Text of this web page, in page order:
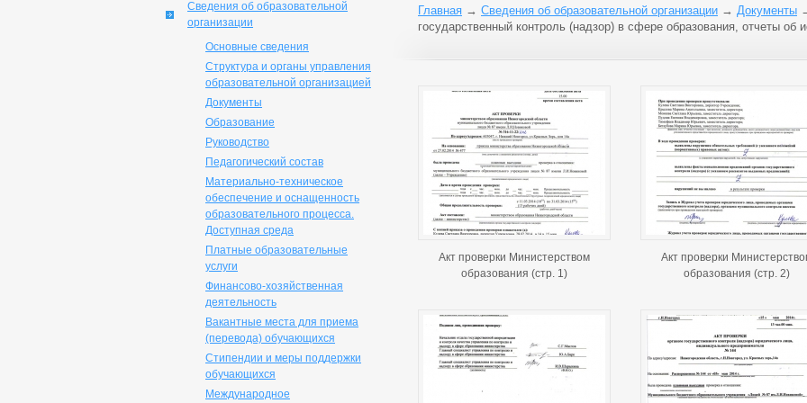
Сведения об образовательной
организации
Основные сведения
Структура и органы управления
образовательной организацией
Документы
Образование
Руководство
Педагогический состав
Материально-техническое
обеспечение и оснащенность
образовательного процесса.
Доступная среда
Платные образовательные
услуги
Финансово-хозяйственная
деятельность
Вакантные места для приема
(перевода) обучающихся
Стипендии и меры поддержки
обучающихся
Международное
Главная → Сведения об образовательной организации → Документы
государственный контроль (надзор) в сфере образования, отчеты об
Акт проверки Министерством
образования (стр. 1)
Акт проверки
образования (стр. 2)